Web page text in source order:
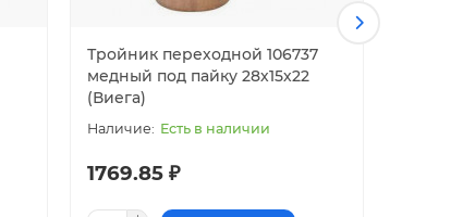
Тройник переходной 106737
медный под пайку 28х15х22
(Виега)
Есть в наличии
1769.85 ₽